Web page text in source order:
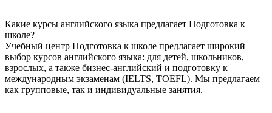
Какие курсы английского языка предлагает Подготовка к
школе?
Учебный центр Подготовка к школе предлагает широкий
выбор курсов английского языка: для детей, школьников,
взрослых, а также бизнес-английский и подготовку к
международным экзаменам (IELTS, TOEFL). Мы предлагаем
как групповые, так и индивидуальные занятия.